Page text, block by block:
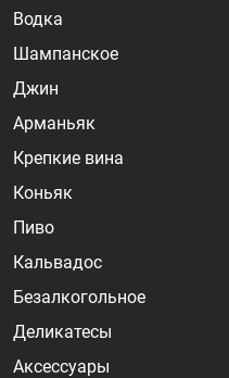
Водка
Шампанское
Джин
Арманьяк
Крепкие вина
Коньяк
Пиво
Кальвадос
Безалкогольное
Деликатесы
Аксессуары